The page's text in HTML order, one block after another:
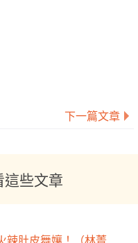
下一篇文章
些文章